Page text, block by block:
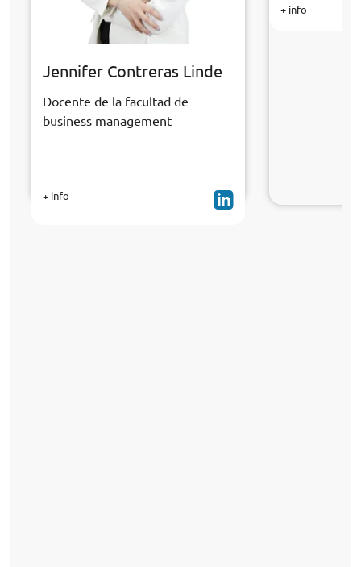
Jennifer Contreras Linde
Docente de la facultad de
business management
+ info
+ info